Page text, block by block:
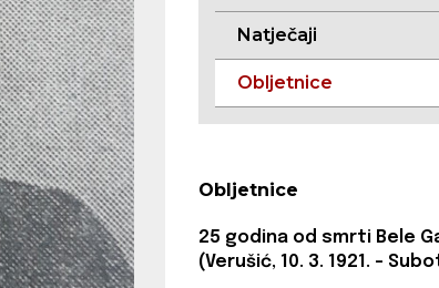
Natječaji
Obljetnice
Obljetnice
25 godina od smrti Bele
(Verušić, 10. 3. 1921. -